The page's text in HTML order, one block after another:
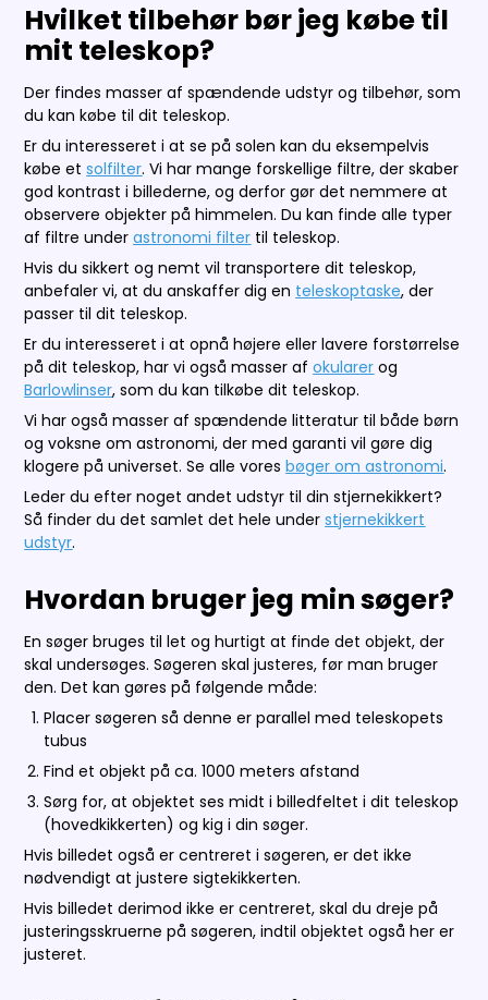
Hvilket tilbehør bør jeg købe til
mit teleskop?
Der findes masser af spændende udstyr og tilbehør, som
du kan købe til dit teleskop.
Er du interesseret i at se på solen kan du eksempelvis
købe etsolfilter. Vi har mange forskellige filtre, der skaber
god kontrast i billederne, og derfor gør det nemmere at
observere objekter på himmelen. Du kan finde alle typer
af filtre underastronomi filter til teleskop.
Hvis du sikkert og nemt vil transportere dit teleskop,
anbefaler vi, at du anskaffer dig en teleskoptaske, der
passer til dit teleskop.
Er du interesseret i at opnå højere eller lavere forstørrelse
på dit teleskop, har vi også masser afokularer og
Barlowlinser, som du kan tilkøbe dit teleskop.
Vi har også masser af spændende litteratur til både børn
og voksne om astronomi, der med garanti vil gøre dig
klogere på universet. Se alle voresbøger om astronomi.
Leder du efter noget andet udstyr til din stjernekikkert?
Så finder du det samlet det hele understjernekikkert
udstyr.
Hvordan bruger jeg min søger?
En søger bruges til let og hurtigt at finde det objekt, der
skal undersøges. Søgeren skal justeres, før man bruger
den. Det kan gøres på følgende måde:
Placer søgeren så denne er parallel med teleskopets
tubus
Find et objekt på ca. 1000 meters afstand
Sørg for, at objektet ses midt i billedfeltet i dit teleskop
(hovedkikkerten) og kig i din søger.
Hvis billedet også er centreret i søgeren, er det ikke
nødvendigt at justere sigtekikkerten.
Hvis billedet derimod ikke er centreret, skal du dreje på
justeringsskruerne på søgeren, indtil objektet også her er
justeret.